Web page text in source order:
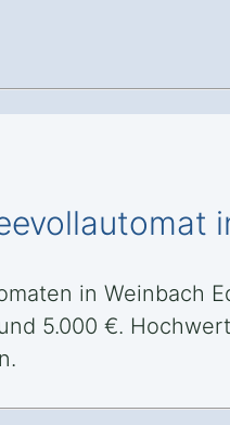
in Weinbach
5.000 €.